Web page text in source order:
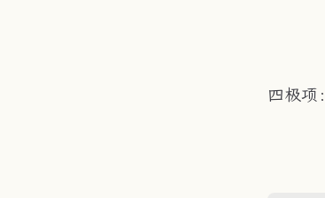
四极项：